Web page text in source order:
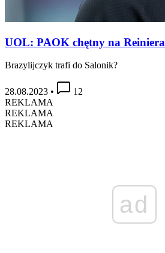
UOL: PAOK chętny na Reiniera
Brazylijczyk trafi do Salonik?
28.08.2023 •
12
REKLAMA
REKLAMA
REKLAMA
ad